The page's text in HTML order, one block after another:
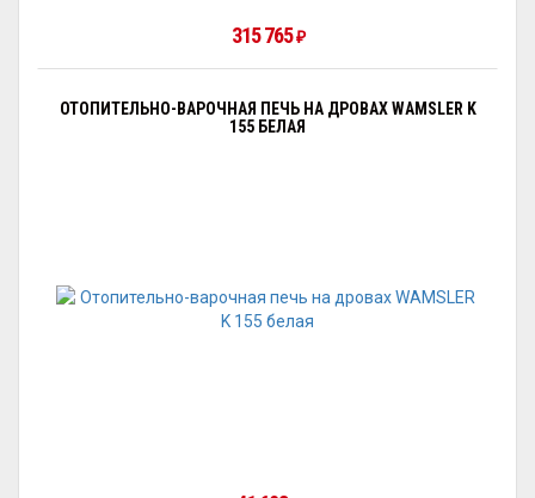
315 765 ₽
ОТОПИТЕЛЬНО-ВАРОЧНАЯ ПЕЧЬ НА ДРОВАХ WAMSLER K
155 БЕЛАЯ